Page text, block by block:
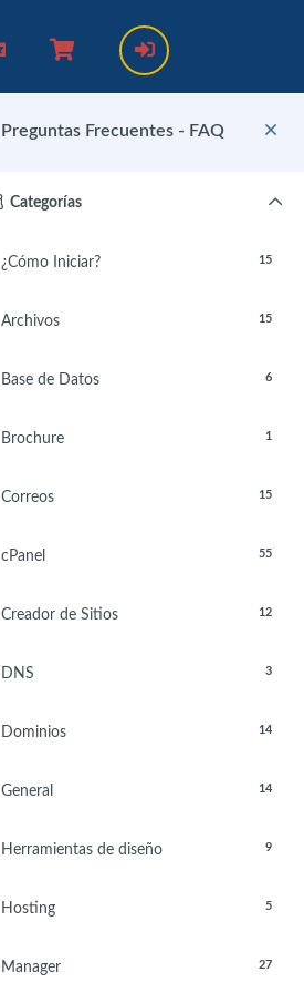
Preguntas Frecuentes - FAQ
Categorías
15
¿Cómo Iniciar?
15
Archivos
6
Base de Datos
1
Brochure
15
Correos
55
cPanel
12
Creador de Sitios
3
DNS
14
Dominios
14
General
9
Herramientas de diseño
5
Hosting
27
Manager